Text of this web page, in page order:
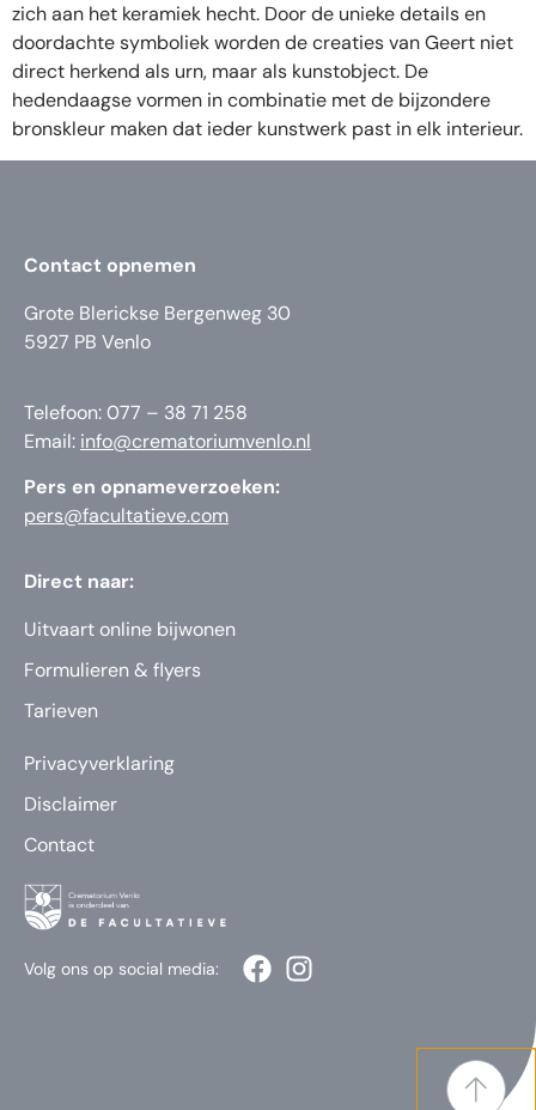
zich aan het keramiek hecht. Door de unieke details en
doordachte symboliek worden de creaties van Geert niet
direct herkend als urn, maar als kunstobject. De
hedendaagse vormen in combinatie met de bijzondere
bronskleur maken dat ieder kunstwerk past in elk interieur.
Contact opnemen
Grote Blerickse Bergenweg 30
5927 PB Venlo
Telefoon: 077 – 38 71 258
Email: info@crematoriumvenlo.nl
Pers en opnameverzoeken:
pers@facultatieve.com
Direct naar:
Uitvaart online bijwonen
Formulieren & flyers
Tarieven
Privacyverklaring
Disclaimer
Contact
Volg ons op social media: